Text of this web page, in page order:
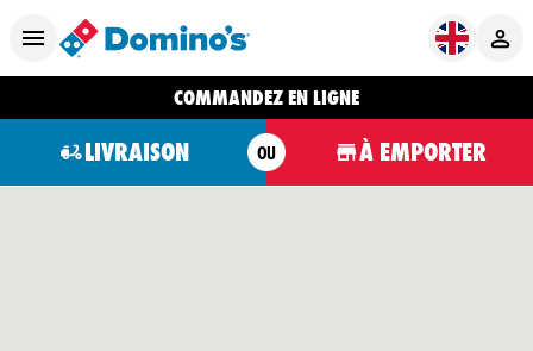
COMMANDEZ EN LIGNE
LIVRAISON OU À EMPORTER